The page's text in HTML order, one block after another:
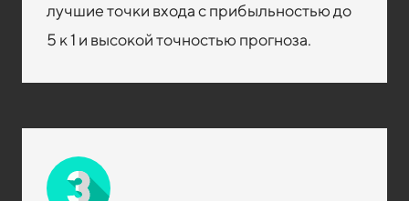
лучшие точки входа с прибыльностью до
5 к 1 и высокой точностью прогноза.